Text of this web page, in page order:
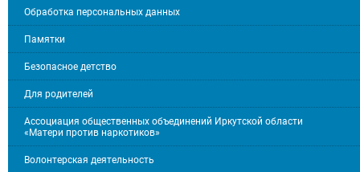
Обработка персональных данных
Памятки
Безопасное детство
Для родителей
Ассоциация общественных объединений Иркутской области
«Матери против наркотиков»
Волонтерская деятельность